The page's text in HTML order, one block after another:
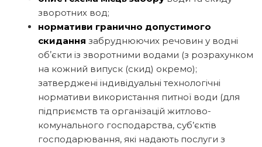
зворотних вод;
нормативи гранично допустимого
скидання забруднюючих речовин у водні
обʼєкти із зворотними водами (з розрахунком
на кожний випуск (скид) окремо);
затверджені індивідуальні технологічні
нормативи використання питної води (для
підприємств та організацій житлово-
комунального господарства, суб’єктів
господарювання, які надають послуги з